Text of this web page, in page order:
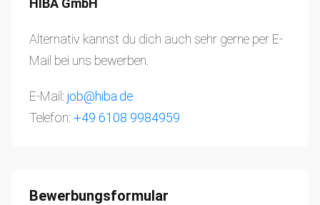
HIBA GmbH
Alternativ kannst du dich auch sehr gerne per E-
Mail bei uns bewerben.
E-Mail: job@hiba.de
Telefon: +49 6108 9984959
Bewerbungsformular